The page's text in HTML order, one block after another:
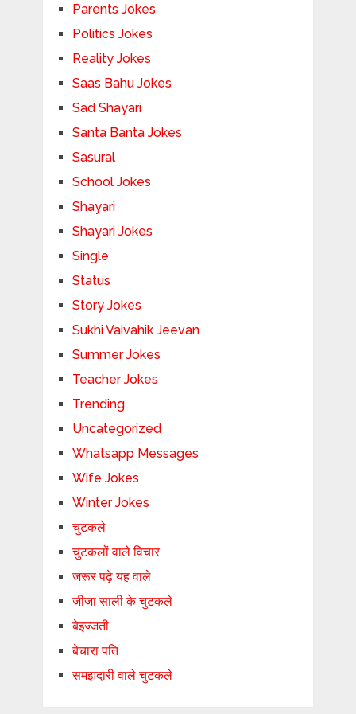
Parents Jokes
Politics Jokes
Reality Jokes
Saas Bahu Jokes
Sad Shayari
Santa Banta Jokes
Sasural
School Jokes
Shayari
Shayari Jokes
Single
Status
Story Jokes
Sukhi Vaivahik Jeevan
Summer Jokes
Teacher Jokes
Trending
Uncategorized
Whatsapp Messages
Wife Jokes
Winter Jokes
चुटकले
चुटकलों वाले विचार
जरूर पढ़े यह वाले
जीजा साली के चुटकले
बेइज्जती
बेचारा पति
समझदारी वाले चुटकले